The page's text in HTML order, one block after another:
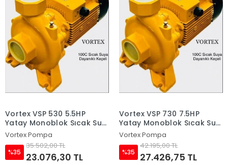
Vortex VSP 530 5.5HP
Yatay Monoblok Sıcak Su
Pompası
Vortex Pompa
%35
35.502,00 TL
23.076,30 TL
Vortex VSP 730 7.5HP
Yatay Monoblok Sıcak Su
Pompası
Vortex Pompa
%35
42.195,00 TL
27.426,75 TL